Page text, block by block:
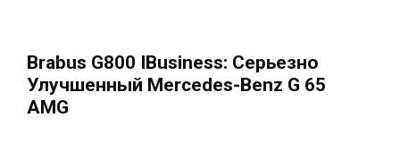
Brabus G800 IBusiness: Серьезно
Улучшенный Mercedes-Benz G 65
AMG